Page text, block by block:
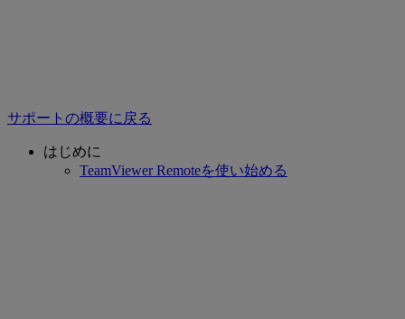
サポートの概要に戻る
はじめに
TeamViewer Remoteを使い始める